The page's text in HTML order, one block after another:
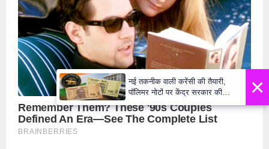
×
नई तकनीक वाली करेंसी की तैयारी,
पॉलिमर नोटों पर केंद्र सरकार की
₹10 और ₹20 के नोट - Daily Lok
Manch PM Modi U